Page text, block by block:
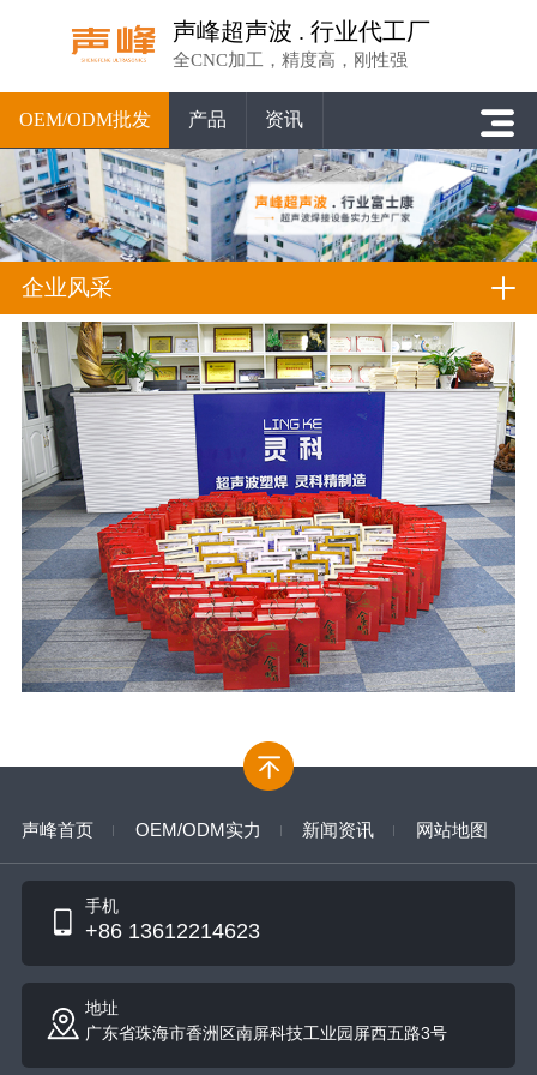
声峰超声波 . 行业代工厂
全CNC加工，精度高，刚性强
OEM/ODM批发 产品 资讯
企业风采
声峰首页 OEM/ODM实力 新闻资讯 网站地图
手机
+86 13612214623
地址
广东省珠海市香洲区南屏科技工业园屏西五路3号